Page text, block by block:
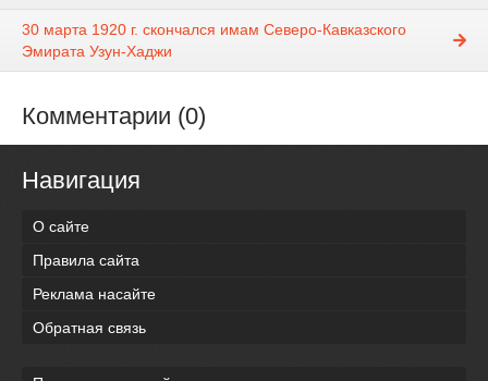
30 марта 1920 г. скончался имам Северо-Кавказского
Эмирата Узун-Хаджи
Комментарии (0)
Навигация
О сайте
Правила сайта
Реклама насайте
Обратная связь